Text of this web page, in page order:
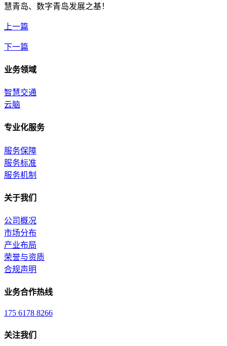
慧青岛、数字青岛发展之基！
上一篇
下一篇
业务领域
智慧交通
云脑
专业化服务
服务保障
服务标准
服务机制
关于我们
公司概况
市场分布
产业布局
荣誉与资质
合规声明
业务合作热线
175 6178 8266
关注我们